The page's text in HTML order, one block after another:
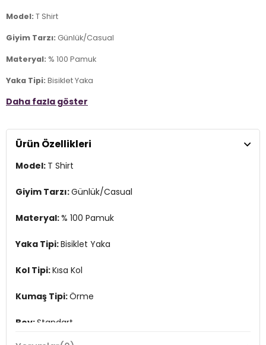
Model: T Shirt
Giyim Tarzı: Günlük/Casual
Materyal: % 100 Pamuk
Yaka Tipi: Bisiklet Yaka
Kol Tipi:Kısa Kol
Boy:Standart
Kalıp Bilgisi:Regular Fit
Yaş Grubu: Yetişkin
3DY16SM5069BL.42
Daha fazla göster
Ürün Özellikleri
Model: T Shirt
Giyim Tarzı:Günlük/Casual
Materyal:% 100 Pamuk
Yaka Tipi:Bisiklet Yaka
Kol Tipi:Kısa Kol
Kumaş Tipi:Örme
Boy:Standart